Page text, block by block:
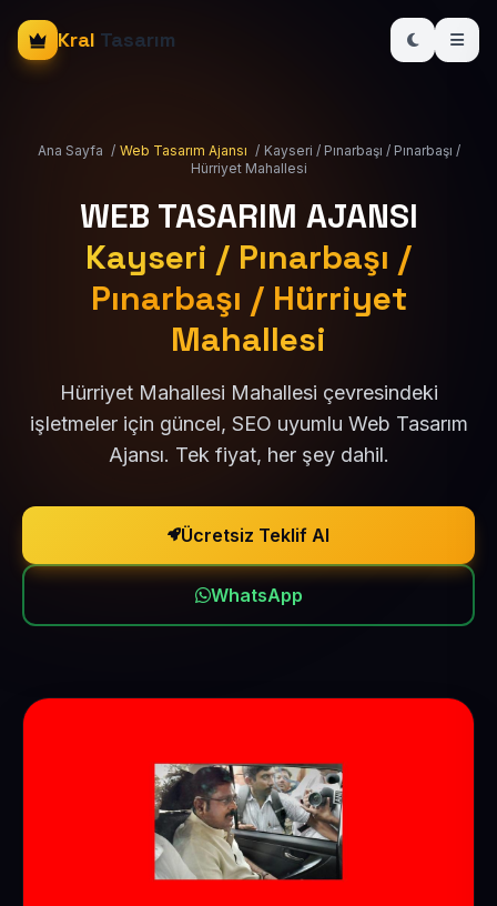
Kral Tasarım
Ana Sayfa / Web Tasarım Ajansı / Kayseri / Pınarbaşı / Pınarbaşı /
Hürriyet Mahallesi
WEB TASARIM AJANSI
Kayseri / Pınarbaşı /
Pınarbaşı / Hürriyet
Mahallesi
Hürriyet Mahallesi Mahallesi çevresindeki
işletmeler için güncel, SEO uyumlu Web Tasarım
Ajansı. Tek fiyat, her şey dahil.
Ücretsiz Teklif Al
WhatsApp